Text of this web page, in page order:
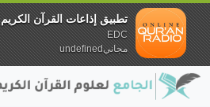
تطبيق إذاعات القرآن الكريم
EDC
مجانيundefined